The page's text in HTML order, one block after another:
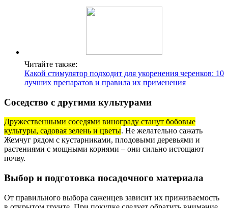
Читайте также:
Какой стимулятор подходит для укоренения черенков: 10
лучших препаратов и правила их применения
Соседство с другими культурами
Дружественными соседями винограду станут бобовые
культуры, садовая зелень и цветы. Не желательно сажать
Жемчуг рядом с кустарниками, плодовыми деревьями и
растениями с мощными корнями – они сильно истощают
почву.
Выбор и подготовка посадочного материала
От правильного выбора саженцев зависит их приживаемость